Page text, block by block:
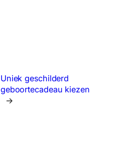
Uniek geschilderd
geboortecadeau kiezen
→